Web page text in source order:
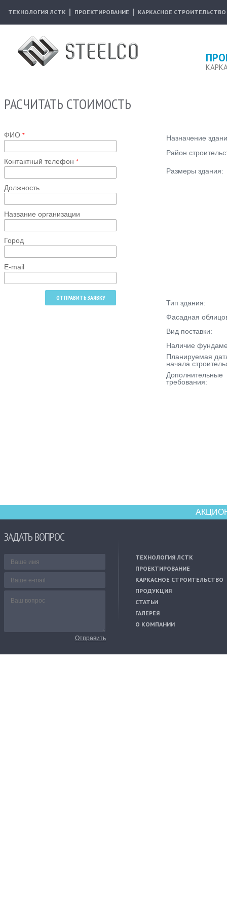
ТЕХНОЛОГИЯ ЛСТК ПРОЕКТИРОВАНИЕ КАРКАСНОЕ СТРОИТЕЛЬСТВО
РАСЧИТАТЬ СТОИМОСТЬ
ФИО *
Контактный телефон *
Должность
Название организации
Город
E-mail
Назначение
Район
Размеры здания:
Тип здания:
Фасадная
Вид поставки:
Наличие
Планируемая
начала
Дополнительные
требования:
ЗАДАТЬ ВОПРОС
Отправить
ТЕХНОЛОГИЯ ЛСТК
ПРОЕКТИРОВАНИЕ
КАРКАСНОЕ СТРОИТЕЛЬСТВО
ПРОДУКЦИЯ
СТАТЬИ
ГАЛЕРЕЯ
О КОМПАНИИ